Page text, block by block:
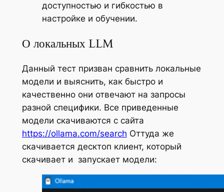
доступностью и гибкостью в
настройке и обучении.
О локальных LLM
Данный тест призван сравнить локальные
модели и выяснить, как быстро и
качественно они отвечают на запросы
разной специфики. Все приведенные
модели скачиваются с сайта
https://ollama.com/search Оттуда же
скачивается десктоп клиент, который
скачивает и запускает модели: